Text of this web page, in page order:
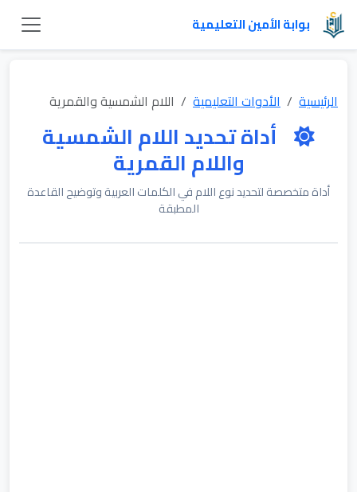
بوابة الأمين التعليمية
الرئيسية الأدوات التعليمية اللام الشمسية والقمرية
أداة تحديد اللام الشمسية
واللام القمرية
أداة متخصصة لتحديد نوع اللام في الكلمات العربية وتوضيح القاعدة
المطبقة